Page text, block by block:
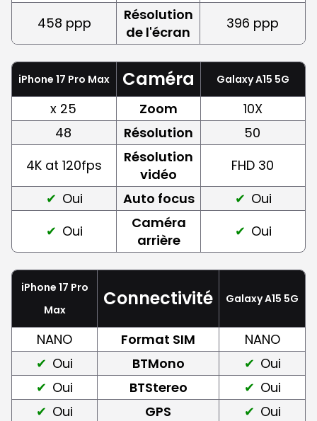
458 ppp
Résolution
de l'écran
396 ppp
iPhone 17 Pro Max Caméra Galaxy A15 5G
x 25 Zoom
10X
48
Résolution
50
4K at 120fps
Résolution
vidéo
FHD 30
Oui
Auto focus
Oui
Oui
Caméra
arrière
Oui
iPhone 17 Pro
Max
Connectivité Galaxy A15 5G
NANO Format SIM
NANO
Oui
BTMono
Oui
Oui
BTStereo
Oui
Oui
GPS
Oui